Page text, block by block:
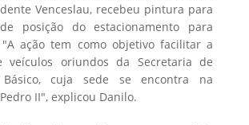
Venceslau, recebeu pintura para
posição do estacionamento para
"A ação tem como objetivo facilitar a
veículos oriundos da Secretaria de
Básico, cuja sede se encontra na
II", explicou Danilo.